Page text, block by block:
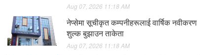
Aug 07, 2026 11:18 AM
नेप्सेमा सूचीकृत कम्पनीहरूलाई वार्षिक नवीकरण
शुल्क बुझाउन ताकेता
Aug 07, 2026 11:18 AM